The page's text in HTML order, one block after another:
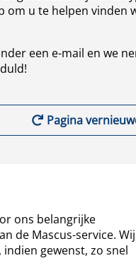
om u te helpen vinden
een e-mail en we
Pagina
ons belangrijke
de Mascus-service. Wij
gewenst, zo snel